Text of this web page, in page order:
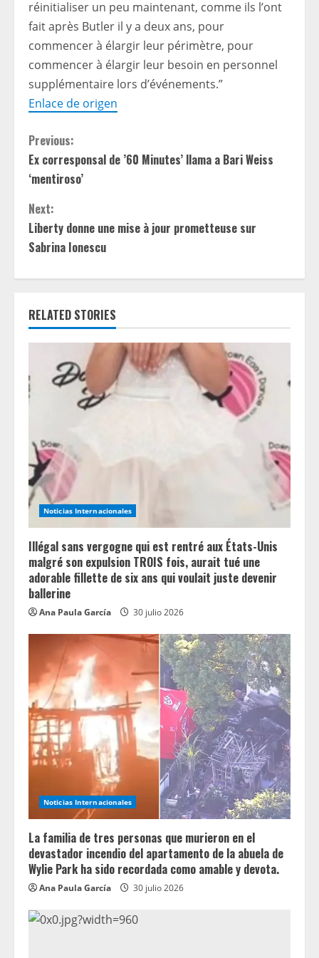
réinitialiser un peu maintenant, comme ils l’ont
fait après Butler il y a deux ans, pour
commencer à élargir leur périmètre, pour
commencer à élargir leur besoin en personnel
supplémentaire lors d’événements.”
Enlace de origen
C
o
n
t
u
R
a
d
i
n
g
Previous:
Ex corresponsal de ’60 Minutes’ llama a Bari Weiss
‘mentiroso’
Next:
Liberty donne une mise à jour prometteuse sur
Sabrina Ionescu
RELATED STORIES
Noticias Internacionales
Illégal sans vergogne qui est rentré aux États-Unis
malgré son expulsion TROIS fois, aurait tué une
adorable fillette de six ans qui voulait juste devenir
ballerine
Ana Paula García 30 julio 2026
Noticias Internacionales
La familia de tres personas que murieron en el
devastador incendio del apartamento de la abuela de
Wylie Park ha sido recordada como amable y devota.
Ana Paula García 30 julio 2026